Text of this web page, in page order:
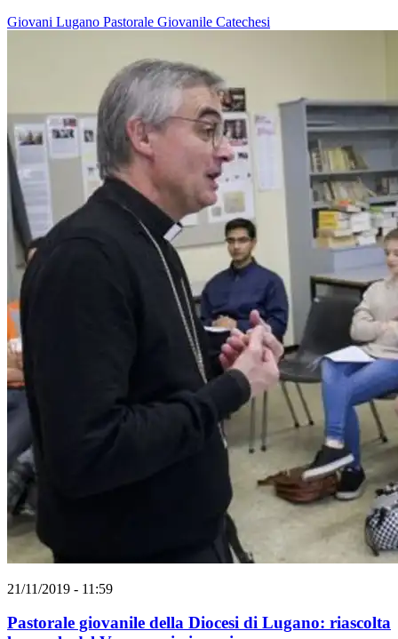
Giovani Lugano Pastorale Giovanile Catechesi
21/11/2019 - 11:59
Pastorale giovanile della Diocesi di Lugano: riascolta